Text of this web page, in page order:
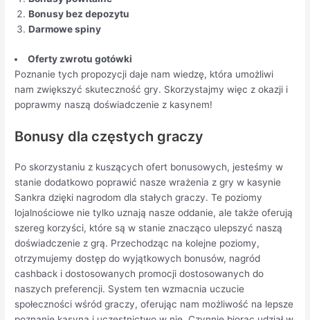
Bonusy bez depozytu
Darmowe spiny
Oferty zwrotu gotówki
Poznanie tych propozycji daje nam wiedzę, która umożliwi
nam zwiększyć skuteczność gry. Skorzystajmy więc z okazji i
poprawmy naszą doświadczenie z kasynem!
Bonusy dla częstych graczy
Po skorzystaniu z kuszących ofert bonusowych, jesteśmy w
stanie dodatkowo poprawić nasze wrażenia z gry w kasynie
Sankra dzięki nagrodom dla stałych graczy. Te poziomy
lojalnościowe nie tylko uznają nasze oddanie, ale także oferują
szereg korzyści, które są w stanie znacząco ulepszyć naszą
doświadczenie z grą. Przechodząc na kolejne poziomy,
otrzymujemy dostęp do wyjątkowych bonusów, nagród
cashback i dostosowanych promocji dostosowanych do
naszych preferencji. System ten wzmacnia uczucie
społeczności wśród graczy, oferując nam możliwość na lepsze